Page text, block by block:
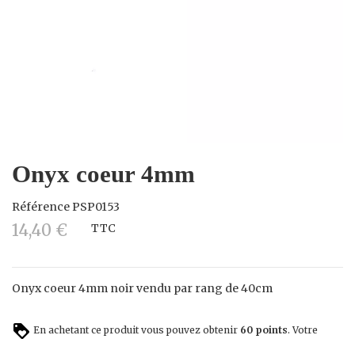
Onyx coeur 4mm
RéférencePSP0153
14,40 € TTC
Onyx coeur 4mm noir vendu par rang de 40cm
En achetant ce produit vous pouvez obtenir 60 points. Votre